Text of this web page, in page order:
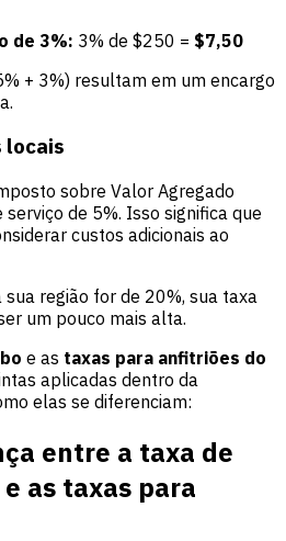
de 3%: 3% de $250 = $7,50
+ 3%) resultam em um encargo
locais
sobre Valor Agregado
de 5%. Isso significa que
custos adicionais ao
sua região for de 20%, sua taxa
um pouco mais alta.
e as taxas para anfitriões do
aplicadas dentro da
elas se diferenciam:
entre a taxa de
as taxas para